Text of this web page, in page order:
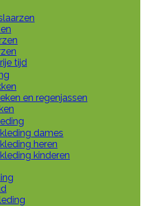
tijd
en regenjassen
dames
heren
kinderen